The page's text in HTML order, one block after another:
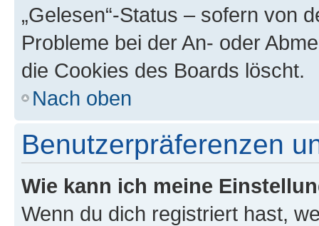
„Gelesen“-Status – sofern von
Probleme bei der An- oder
die Cookies des Boards löscht.
Nach oben
Benutzerpräferenzen
Wie kann ich meine
Wenn du dich registriert hast,